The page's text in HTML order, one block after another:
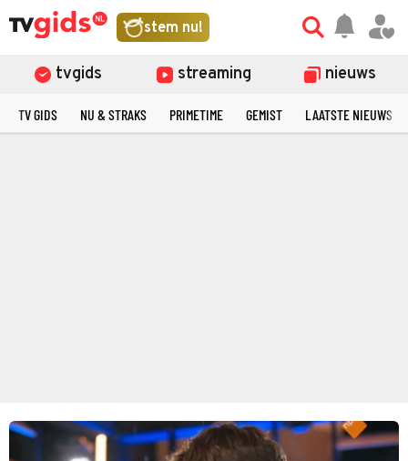
stem nu!
tvgids streaming nieuws
TV GIDS NU & STRAKS PRIMETIME GEMIST LAATSTE NIEUWS